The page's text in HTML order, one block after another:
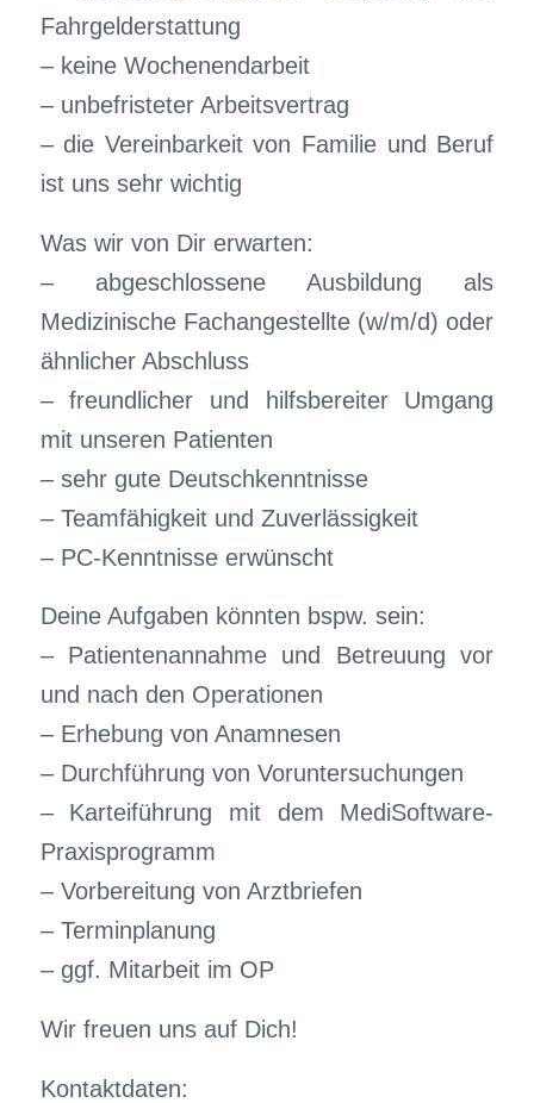
Fahrgelderstattung
– keine Wochenendarbeit
– unbefristeter Arbeitsvertrag
– die Vereinbarkeit von Familie und Beruf
ist uns sehr wichtig
Was wir von Dir erwarten:
– abgeschlossene Ausbildung als
Medizinische Fachangestellte (w/m/d) oder
ähnlicher Abschluss
– freundlicher und hilfsbereiter Umgang
mit unseren Patienten
– sehr gute Deutschkenntnisse
– Teamfähigkeit und Zuverlässigkeit
– PC-Kenntnisse erwünscht
Deine Aufgaben könnten bspw. sein:
– Patientenannahme und Betreuung vor
und nach den Operationen
– Erhebung von Anamnesen
– Durchführung von Voruntersuchungen
– Karteiführung mit dem MediSoftware-
Praxisprogramm
– Vorbereitung von Arztbriefen
– Terminplanung
– ggf. Mitarbeit im OP
Wir freuen uns auf Dich!
Kontaktdaten: